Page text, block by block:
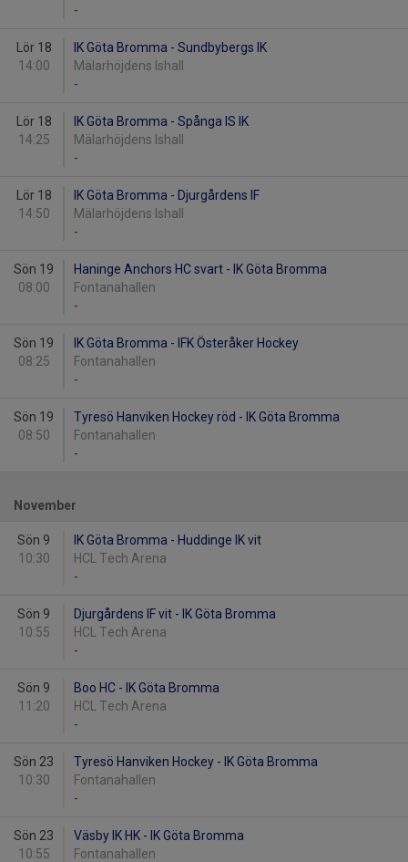
-
Lör 18
14:00
IK Göta Bromma - Sundbybergs IK
Mälarhöjdens Ishall
-
Lör 18
14:25
IK Göta Bromma - Spånga IS IK
Mälarhöjdens Ishall
-
Lör 18
14:50
IK Göta Bromma - Djurgårdens IF
Mälarhöjdens Ishall
-
Sön 19
08:00
Haninge Anchors HC svart - IK Göta Bromma
Fontanahallen
-
Sön 19
08:25
IK Göta Bromma - IFK Österåker Hockey
Fontanahallen
-
Sön 19
08:50
Tyresö Hanviken Hockey röd - IK Göta Bromma
Fontanahallen
-
November
Sön 9
10:30
IK Göta Bromma - Huddinge IK vit
HCL Tech Arena
-
Sön 9
10:55
Djurgårdens IF vit - IK Göta Bromma
HCL Tech Arena
-
Sön 9
11:20
Boo HC - IK Göta Bromma
HCL Tech Arena
-
Sön 23
10:30
Tyresö Hanviken Hockey - IK Göta Bromma
Fontanahallen
-
Sön 23
10:55
Väsby IK HK - IK Göta Bromma
Fontanahallen